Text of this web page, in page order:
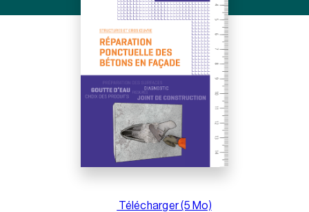
Télécharger (5 Mo)